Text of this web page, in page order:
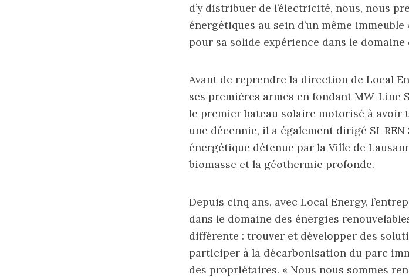
d’y distribuer de l’électricité, nous, nous
énergétiques au sein d’un même
pour sa solide expérience dans le domaine
Avant de reprendre la direction de Local
ses premières armes en fondant MW-Line
le premier bateau solaire motorisé à avoir
une décennie, il a également dirigé SI-REN
énergétique détenue par la Ville de
biomasse et la géothermie profonde.
Depuis cinq ans, avec Local Energy,
dans le domaine des énergies
différente : trouver et développer des
participer à la décarbonisation du parc
des propriétaires. « Nous nous sommes